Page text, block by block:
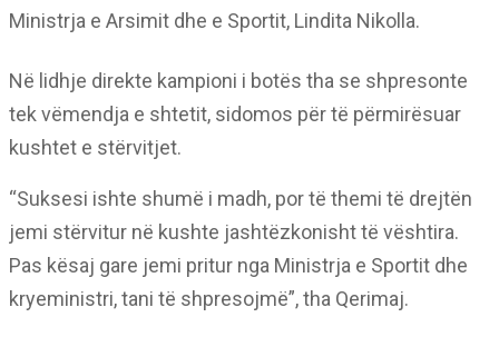
Ministrja e Arsimit dhe e Sportit, Lindita Nikolla.
Në lidhje direkte kampioni i botës tha se shpresonte
tek vëmendja e shtetit, sidomos për të përmirësuar
kushtet e stërvitjet.
“Suksesi ishte shumë i madh, por të themi të drejtën
jemi stërvitur në kushte jashtëzkonisht të vështira.
Pas kësaj gare jemi pritur nga Ministrja e Sportit dhe
kryeministri, tani të shpresojmë”, tha Qerimaj.